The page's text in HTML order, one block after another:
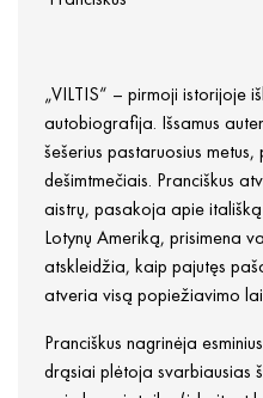
„VILTIS“ – pirmoji istorijoje
autobiografija. Išsamus
šešerius pastaruosius
dešimtmečiais. Pranciškus
aistrų, pasakoja apie
Lotynų Ameriką, prisimena
atskleidžia, kaip pajutęs
atveria visą popiežiavimo
Pranciškus nagrinėja
drąsiai plėtoja svarbiausias